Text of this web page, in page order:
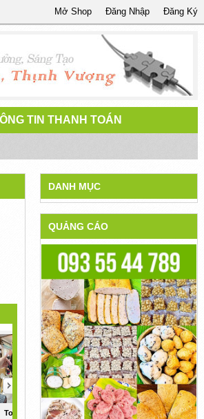
Đăng Ký
Đăng Nhập
Mở Shop
TIN THANH TOÁN
Top 10+ Kiểu Tóc Mullet
Top 10+ Kiểu Tóc Mohican
>
DANH MỤC
QUẢNG CÁO